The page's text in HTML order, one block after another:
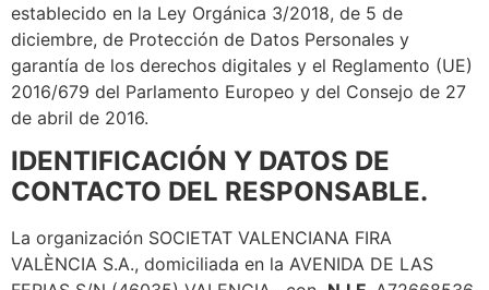
establecido en la Ley Orgánica 3/2018, de 5 de
diciembre, de Protección de Datos Personales y
garantía de los derechos digitales y el Reglamento (UE)
2016/679 del Parlamento Europeo y del Consejo de 27
de abril de 2016.
IDENTIFICACIÓN Y DATOS DE
CONTACTO DEL RESPONSABLE.
La organización SOCIETAT VALENCIANA FIRA
VALÈNCIA S.A., domiciliada en la AVENIDA DE LAS